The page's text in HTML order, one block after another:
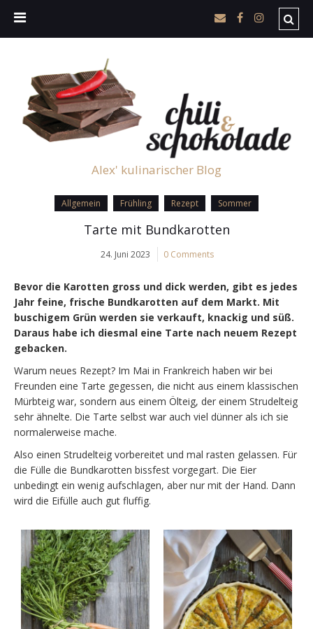
Alex' kulinarischer Blog
Allgemein Frühling Rezept Sommer
Tarte mit Bundkarotten
24. Juni 2023 0 Comments
Bevor die Karotten gross und dick werden, gibt es jedes
Jahr feine, frische Bundkarotten auf dem Markt. Mit
buschigem Grün werden sie verkauft, knackig und süß.
Daraus habe ich diesmal eine Tarte nach neuem Rezept
gebacken.
Warum neues Rezept? Im Mai in Frankreich haben wir bei
Freunden eine Tarte gegessen, die nicht aus einem klassischen
Mürbteig war, sondern aus einem Ölteig, der einem Strudelteig
sehr ähnelte. Die Tarte selbst war auch viel dünner als ich sie
normalerweise mache.
Also einen Strudelteig vorbereitet und mal rasten gelassen. Für
die Fülle die Bundkarotten bissfest vorgegart. Die Eier
unbedingt ein wenig aufschlagen, aber nur mit der Hand. Dann
wird die Eifülle auch gut fluffig.